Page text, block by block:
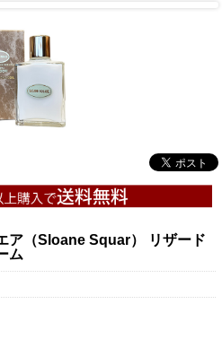
ア（Sloane Squar） リザード
ム